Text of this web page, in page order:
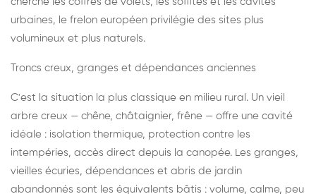
urbaines, le frelon européen privilégie des sites plus
volumineux et plus naturels.
Troncs creux, granges et dépendances anciennes
C'est la situation la plus classique en milieu rural. Un vieil
arbre creux — chêne, châtaignier, frêne — offre une cavité
idéale : isolation thermique, protection contre les
intempéries, accès direct depuis la canopée. Les granges,
vieilles écuries, dépendances et abris de jardin
abandonnés sont les équivalents bâtis : volume, calme, peu